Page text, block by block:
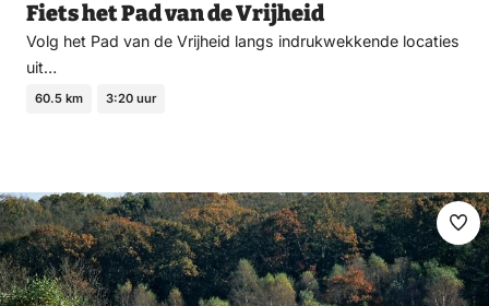
Fiets het Pad van de Vrijheid
Volg het Pad van de Vrijheid langs indrukwekkende locaties
uit…
60.5 km 3:20 uur